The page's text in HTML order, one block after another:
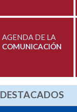
AGENDA DE LA
COMUNICACIÓN
DESTACADOS